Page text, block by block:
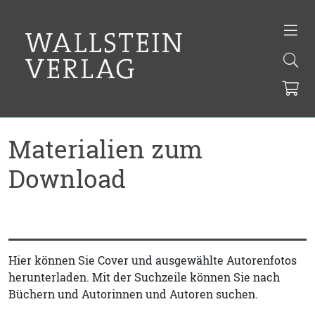
Materialien zum
Download
Hier können Sie Cover und ausgewählte Autorenfotos
herunterladen. Mit der Suchzeile können Sie nach
Büchern und Autorinnen und Autoren suchen.